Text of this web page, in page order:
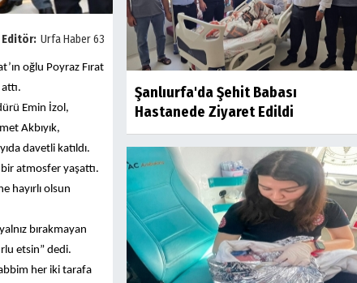
Editör: Urfa Haber 63
oğlu Poyraz Fırat
Emin İzol,
Akbıyık,
davetli katıldı.
atmosfer yaşattı.
hayırlı olsun
bırakmayan
etsin” dedi.
her iki tarafa
Şanlıurfa'da Şehit Babası
Hastanede Ziyaret Edildi